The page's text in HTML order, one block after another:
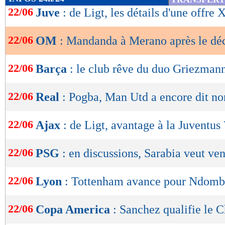
de
OK
22/06 Juve : de Ligt, les détails d'une offre
22/06 OM : Mandanda à Merano après le
22/06 Barça : le club rêve du duo
22/06 Real : Pogba, Man Utd a encore dit
22/06 Ajax : de Ligt, avantage à la Juventus
22/06 PSG : en discussions, Sarabia veut
22/06 Lyon : Tottenham avance pour
22/06 Copa America : Sanchez qualifie le